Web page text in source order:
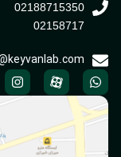
02188715350
02158717
info@keyvanlab.com